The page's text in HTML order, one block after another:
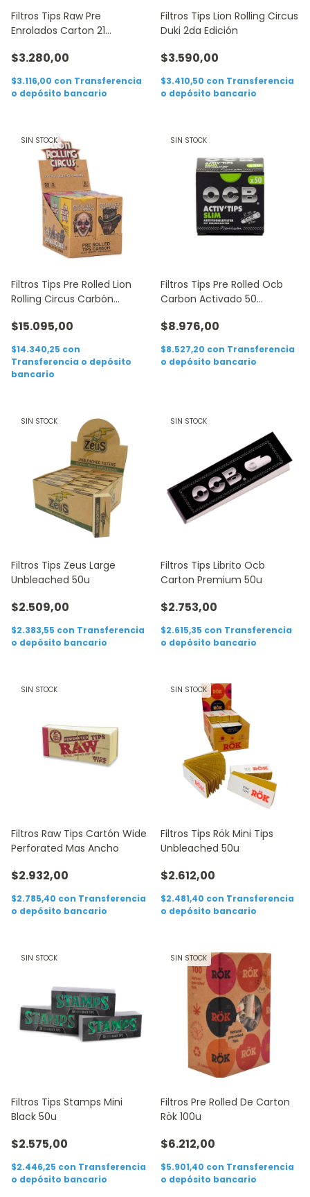
Filtros Tips Raw Pre
Enrolados Carton 21
$3.280,00
$3.116,00 con Transferencia
o depósito bancario
Filtros Tips Lion Rolling Circus
Duki 2da Edición
$3.590,00
$3.410,50 con Transferencia
o depósito bancario
SIN STOCK
Filtros Tips Pre Rolled Lion
Rolling Circus Carbón
$15.095,00
$14.340,25 con
Transferencia o depósito
bancario
SIN STOCK
Filtros Tips Pre Rolled Ocb
Carbon Activado 50
$8.976,00
$8.527,20 con Transferencia
o depósito bancario
SIN STOCK
Filtros Tips Zeus Large
Unbleached 50u
$2.509,00
$2.383,55 con Transferencia
o depósito bancario
SIN STOCK
Filtros Tips Librito Ocb
Carton Premium 50u
$2.753,00
$2.615,35 con Transferencia
o depósito bancario
SIN STOCK
Filtros Raw Tips Cartón Wide
Perforated Mas Ancho
$2.932,00
$2.785,40 con Transferencia
o depósito bancario
SIN STOCK
Filtros Tips Rök Mini Tips
Unbleached 50u
$2.612,00
$2.481,40 con Transferencia
o depósito bancario
SIN STOCK
Filtros Tips Stamps Mini
Black 50u
$2.575,00
$2.446,25 con Transferencia
o depósito bancario
SIN STOCK
Filtros Pre Rolled De Carton
Rök 100u
$6.212,00
$5.901,40 con Transferencia
o depósito bancario